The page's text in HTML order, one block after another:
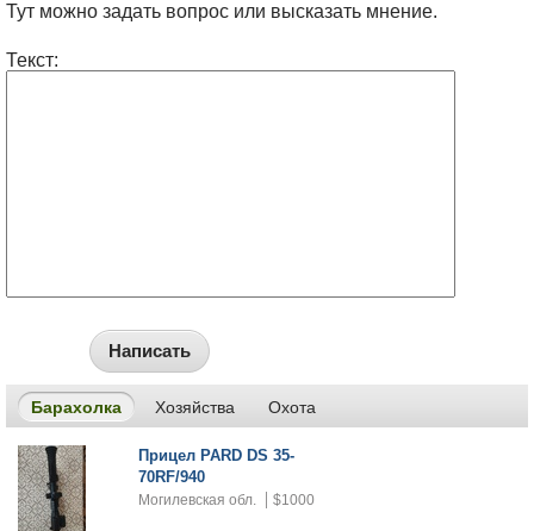
Тут можно задать вопрос или высказать мнение.
Текст:
Написать
Барахолка Хозяйства Охота
Прицел PARD DS 35-
70RF/940
Могилевская обл. $1000